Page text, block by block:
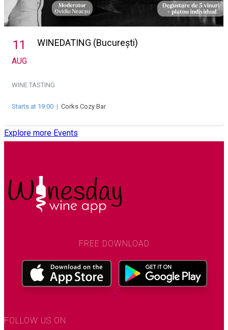
11
AUG
WINEDATING (București)
WINE TASTING
Starts at 19:00 | Corks Cozy Bar
Explore more Events
FREE DOWNLOAD
FOLLOW US ON